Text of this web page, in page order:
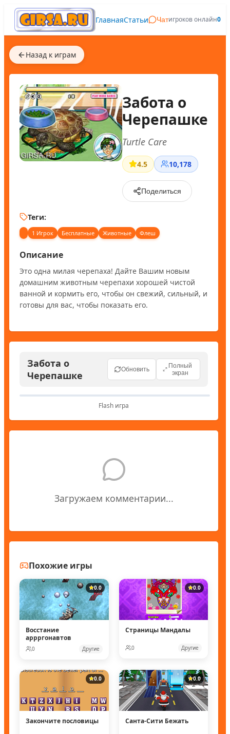
ГлавнаяСтатьи Чатигроков онлайн0
Назад к играм
Забота о
Черепашке
Turtle Care
4.5 10,178
Поделиться
Теги:
1 Игрок Бесплатные Животные Флеш
Описание
Это одна милая черепаха! Дайте Вашим новым
домашним животным черепахи хорошей чистой
ванной и кормить его, чтобы он свежий, сильный, и
готовы для вас, чтобы показать его.
Забота о
Черепашке
Обновить
Полный
экран
Flash игра
Загружаем комментарии...
Похожие игры
0.0
Восстание
аррргонавтов
0 Другие
0.0
Страницы Мандалы
0 Другие
0.0
Закончите пословицы
0.0
Санта-Сити Бежать